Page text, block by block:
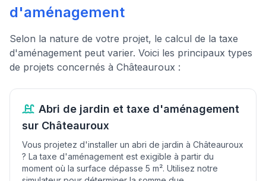
d'aménagement
Selon la nature de votre projet, le calcul de la taxe
d'aménagement peut varier. Voici les principaux types
de projets concernés à Châteauroux :
Abri de jardin et taxe d'aménagement
sur Châteauroux
Vous projetez d'installer un abri de jardin à Châteauroux
? La taxe d'aménagement est exigible à partir du
moment où la surface dépasse 5 m². Utilisez notre